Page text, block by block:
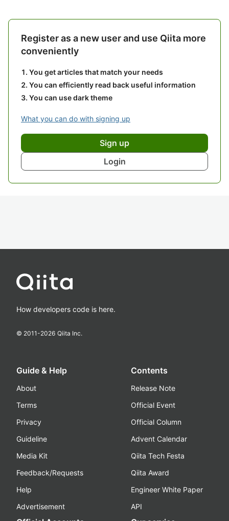
Register as a new user and use Qiita more
conveniently
You get articles that match your needs
You can efficiently read back useful information
You can use dark theme
What you can do with signing up
Sign up
Login
How developers code is here.
© 2011-2026 Qiita Inc.
Guide & Help
About
Terms
Privacy
Guideline
Media Kit
Feedback/Requests
Help
Advertisement
Contents
Release Note
Official Event
Official Column
Advent Calendar
Qiita Tech Festa
Qiita Award
Engineer White Paper
API